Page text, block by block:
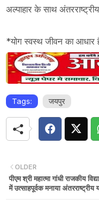
अल्पाहार के साथ
*योग स्वस्थ जीवन का आधार
Tags: जयपुर
OLDER
पीएम श्री महात्मा गांधी राजकीय
में उत्साहपूर्वक मनाया अंतरराष्ट्रीय